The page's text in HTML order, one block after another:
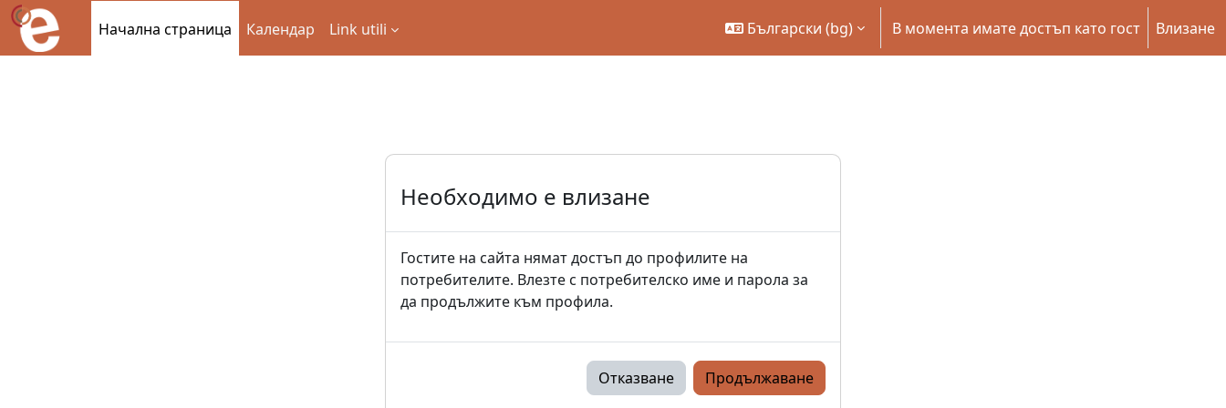
Прескочи на основното съдържание
Начална страница
Календар Link utili Български ‎(bg)‎ В момента имате достъп като гост Влизане
Необходимо е влизане
Гостите на сайта нямат достъп до профилите на
потребителите. Влезте с потребителско име и парола за
да продължите към профила.
Отказване Продължаване